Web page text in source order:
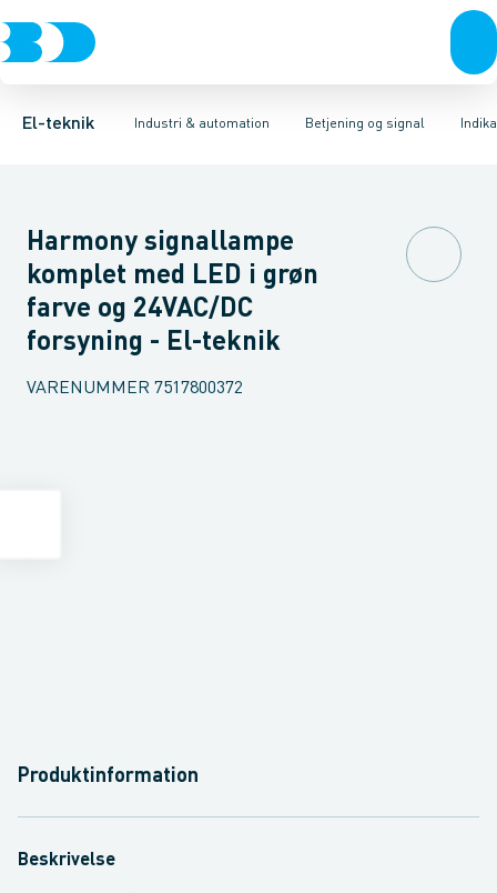
El-teknik Industri & automation
Afbrydere, stikkontakter & lampeudtagForgreningsmateriel
Betjening og signal
Industristiksystemer Frekvensomformere og softstartere
TrykknaphovedLystårn element, optiskTilslutningsmodul
Harmony signallampe
komplet med LED i grøn
farve og 24VAC/DC
forsyning - El-teknik
VARENUMMER 7517800372
Produktinformation
Beskrivelse